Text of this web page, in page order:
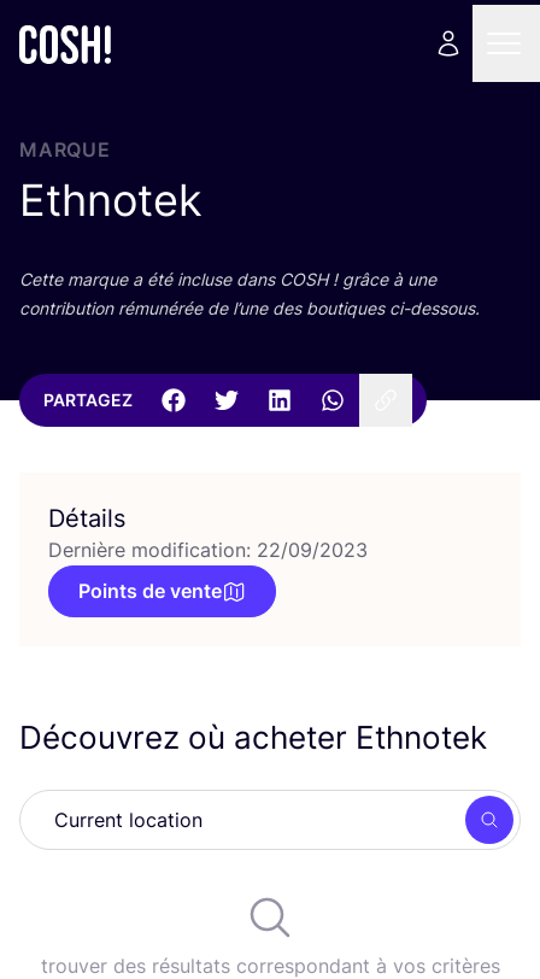
MARQUE
Ethnotek
Cette marque a été incluse dans COSH! grâce à une
contri­bu­tion rému­né­rée de l’une des bou­tiques ci-dessous.
PARTAGEZ
Détails
Dernière modification: 22/09/2023
Points de vente
Découvrez où acheter Ethnotek
trouver des résultats correspondant à vos critères